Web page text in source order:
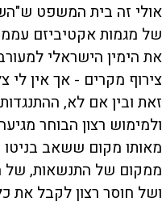
אולי זה בית המשפט
של מגמות אקטיביזם
את הימין הישראלי
צירוף מקרים - אך אין
זאת ובין אם לא,
ולמימוש רצון הבוחר
מאותו מקום ששאב בניטו
ממקום של התנשאות, של
ושל חוסר רצון לקבל את